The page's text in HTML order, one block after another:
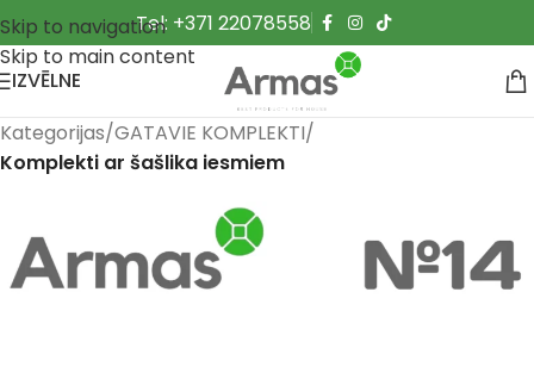
Skip to navigation
Skip to main content
Tel: +371 22078558
IZVĒLNE
Kategorijas GATAVIE KOMPLEKTI
Komplekti ar šašlika iesmiem